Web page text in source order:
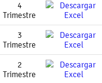
4
Trimestre
3
Trimestre
2
Trimestre